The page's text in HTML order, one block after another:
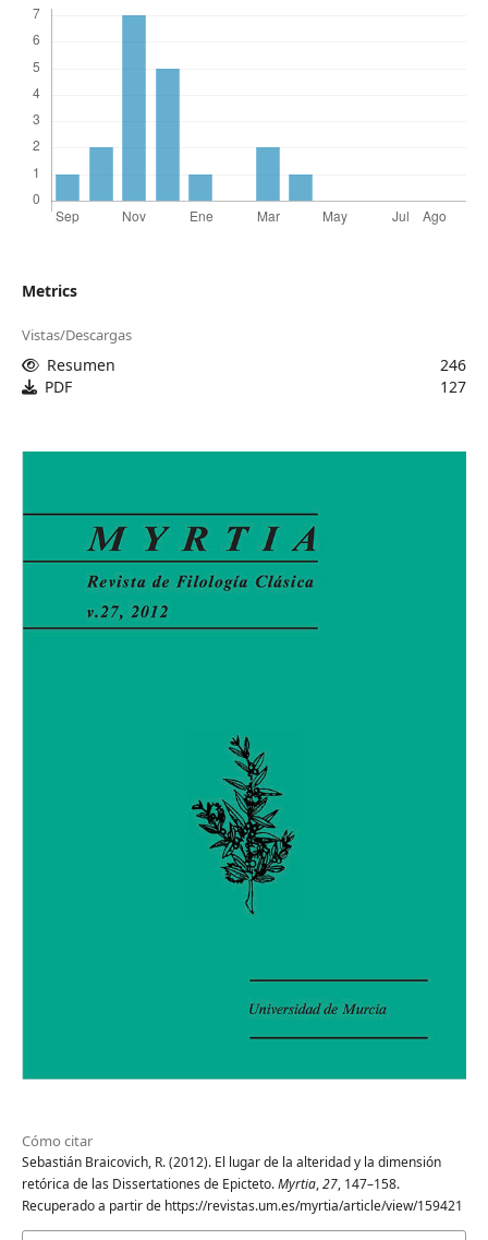
Metrics
Vistas/Descargas
Resumen
246
PDF
127
Cómo citar
Sebastián Braicovich, R. (2012). El lugar de la alteridad y la dimensión
retórica de las Dissertationes de Epicteto.Myrtia,27, 147–158.
Recuperado a partir de https://revistas.um.es/myrtia/article/view/159421